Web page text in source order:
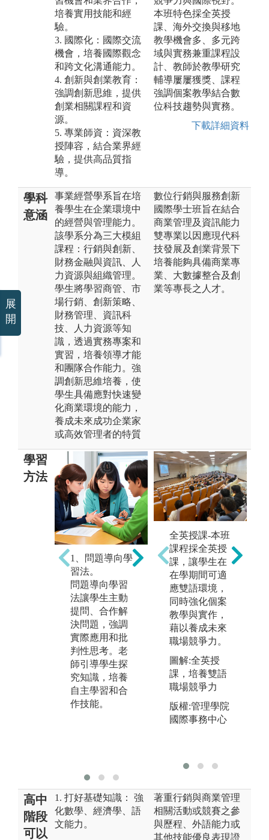
培養實用技能和經
驗。
3. 國際化：國際交流
機會，培養國際觀念
和跨文化溝通能力。
4. 創新與創業教育：
強調創新思維，提供
創業相關課程和資
源。
5. 專業師資：資深教
授陣容，結合業界經
驗，提供高品質指
導。
本班特色採全英授
課、海外交換與移地
教學機會多、多元跨
域與實務兼重課程設
計、教師於教學研究
輔導屢屢獲獎、課程
強調個案教學結合數
位科技趨勢與實務。
下載詳細資料
學科
意涵
事業經營學系旨在培
養學生在企業環境中
的經營與管理能力。
該學系分為三大模組
課程：行銷與創新、
財務金融與資訊、人
力資源與組織管理。
學生將學習商管、市
場行銷、創新策略、
財務管理、資訊科
技、人力資源等知
識，透過實務專案和
實習，培養領導才能
和團隊合作能力。強
調創新思維培養，使
學生具備應對快速變
化商業環境的能力，
養成未來成功企業家
或高效管理者的特質
數位行銷與服務創新
國際學士班旨在結合
商業管理及資訊能力
雙專業以因應現代科
技發展及創業背景下
培養能夠具備商業專
業、大數據整合及創
業等專長之人才。
學習
方法
1、問題導向學
習法。
問題導向學習
法讓學生主動
提問、合作解
決問題，強調
實際應用和批
判性思考。老
師引導學生探
究知識，培養
自主學習和合
作技能。
2、傳統面對面
講述法。
傳統面對面講
述法是老師直
接向學生傳授
知識，學生被
動接受，通常
等方式進行。
這種教學方式
強調知識傳
遞，缺乏互動
和學生參與。
全英授課-本班
課程採全英授
課，讓學生在
在學期間可適
應雙語環境，
同時強化個案
教學與實作，
藉以養成未來
職場競爭力。
圖解:全英授
課，培養雙語
職場競爭力
版權:管理學院
國際事務中心
高中
階段
可以
1. 打好基礎知識： 強
化數學、經濟學、語
文能力。
著重行銷與商業管理
相關活動或競賽之參
與歷程、外語能力或
其他技能優良表現證
展
開